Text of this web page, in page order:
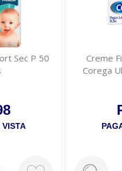
Sec P 50
VISTA
Creme
Corega